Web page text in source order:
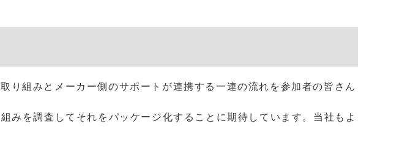
り組みとメーカー側のサポートが連携する一連の流れを参加者の皆さん
を調査してそれをパッケージ化することに期待しています。当社もよ